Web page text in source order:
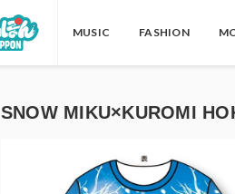
MUSIC FASHION
SNOW MIKU×KUROMI